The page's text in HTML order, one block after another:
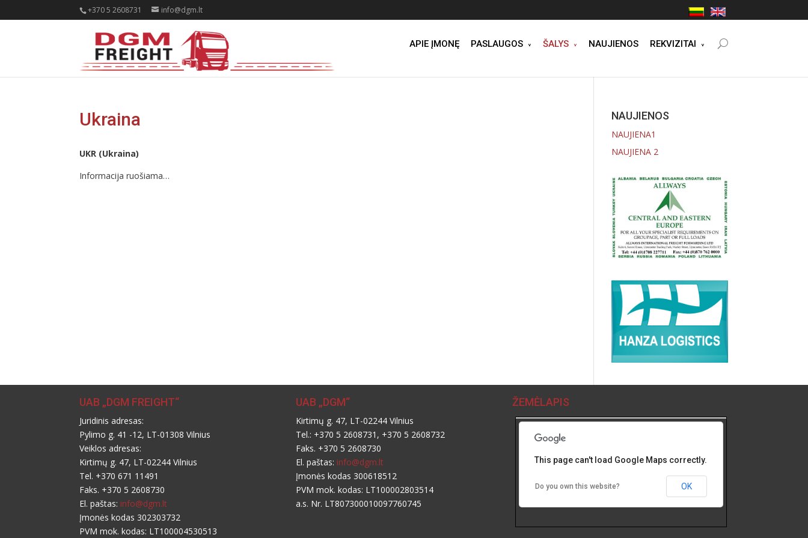
+370 5 2608731 info@dgm.lt
APIE ĮMONĘ PASLAUGOS ŠALYS NAUJIENOS REKVIZITAI
Ukraina
UKR (Ukraina)
Informacija ruošiama…
NAUJIENOS
NAUJIENA1
NAUJIENA 2
UAB „DGM FREIGHT“
Juridinis adresas:
Pylimo g. 41 -12, LT-01308 Vilnius
Veiklos adresas:
Kirtimų g. 47, LT-02244 Vilnius
Tel. +370 671 11491
Faks. +370 5 2608730
El. paštas: info@dgm.lt
Įmonės kodas 302303732
PVM mok. kodas: LT100004530513
UAB „DGM“
Kirtimų g. 47, LT-02244 Vilnius
Tel.: +370 5 2608731, +370 5 2608732
Faks. +370 5 2608730
El. paštas: info@dgm.lt
Įmonės kodas 300618512
PVM mok. kodas: LT100002803514
a.s. Nr. LT807300010097760745
ŽEMĖLAPIS
This page can't load Google Maps correctly.
Do you own this website? OK